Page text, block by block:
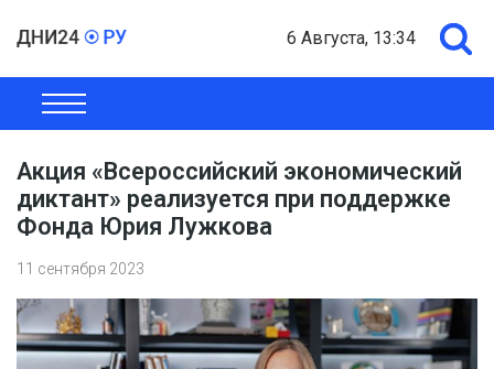
6 Августа, 13:34
ОБЩЕСТВО
Акция «Всероссийский экономический
диктант» реализуется при поддержке
Фонда Юрия Лужкова
11 сентября 2023